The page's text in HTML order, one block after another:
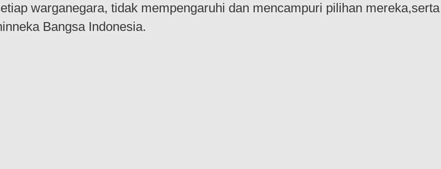
warganegara, tidak mempengaruhi dan mencampuri pilihan mereka,serta
Bangsa Indonesia.